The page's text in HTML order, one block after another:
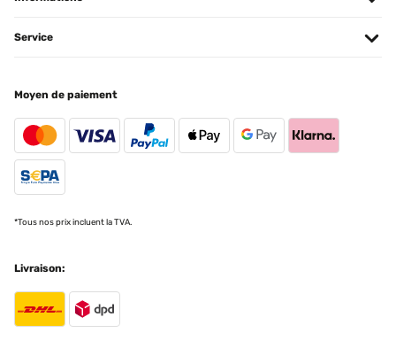
Service
Moyen de paiement
*Tous nos prix incluent la TVA.
Livraison: